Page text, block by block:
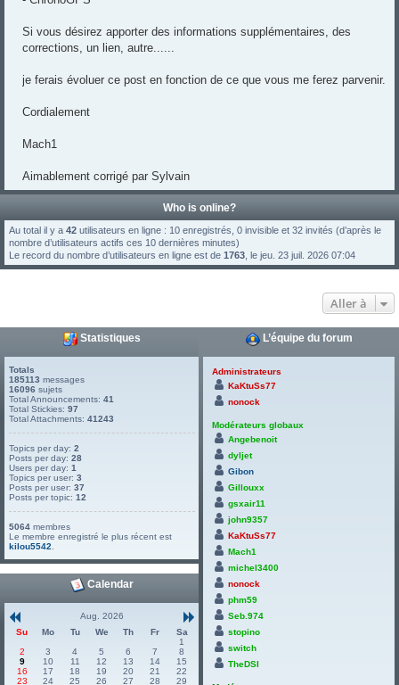
Si vous désirez apporter des informations supplémentaires, des
corrections, un lien, autre......
je ferais évoluer ce post en fonction de ce que vous me ferez parvenir.
Cordialement
Mach1
Aimablement corrigé par Sylvain
Who is online?
Au total il y a 42 utilisateurs en ligne : 10 enregistrés, 0 invisible et 32 invités (d’après le
nombre d’utilisateurs actifs ces 10 dernières minutes)
Le record du nombre d’utilisateurs en ligne est de 1763 , le jeu. 23 juil. 2026 07:04
Aller à
Statistiques
Totals
185113 messages
16096 sujets
Total Announcements: 41
Total Stickies: 97
Total Attachments: 41243
Topics per day: 2
Posts per day: 28
Users per day: 1
Topics per user: 3
Posts per user: 37
Posts per topic: 12
5064 membres
Le membre enregistré le plus récent est
kilou5542.
Calendar
Aug. 2026
Su
Mo Tu We Th Fr
Sa
1
2
3 4 5 6 7
8
9
10 11 12 13 14
15
16
17 18 19 20 21
22
23
24 25 26 27 28
29
L’équipe du forum
Administrateurs
KaKtuSs77
nonock
Modérateurs globaux
Angebenoit
dyljet
Gibon
Gillouxx
gsxair11
john9357
KaKtuSs77
Mach1
michel3400
nonock
phm59
Seb.974
stopino
switch
TheDSI